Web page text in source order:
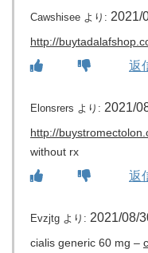
Cawshisee より: 2021/
http://
返
Elonsrers より: 2021/
http://
without rx
返
Evzjtg より: 2021/08/
cialis generic 60 mg –